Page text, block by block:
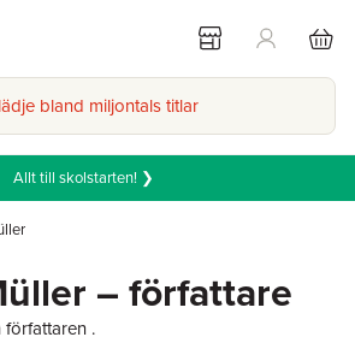
bland miljontals titlar
Allt till skolstarten! ❯
– författare
.